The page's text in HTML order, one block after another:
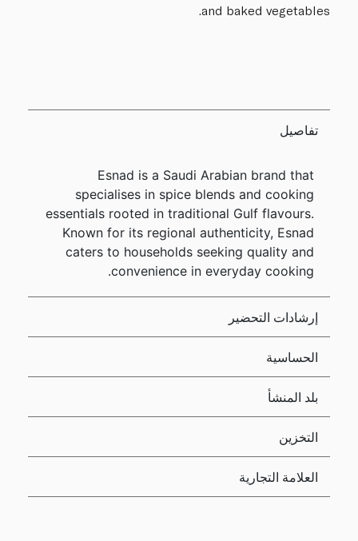
and baked vegetables.
تفاصيل
Esnad is a Saudi Arabian brand that
specialises in spice blends and cooking
essentials rooted in traditional Gulf flavours.
Known for its regional authenticity, Esnad
caters to households seeking quality and
convenience in everyday cooking.
إرشادات التحضير
الحساسية
بلد المنشأ
التخزين
العلامة التجارية